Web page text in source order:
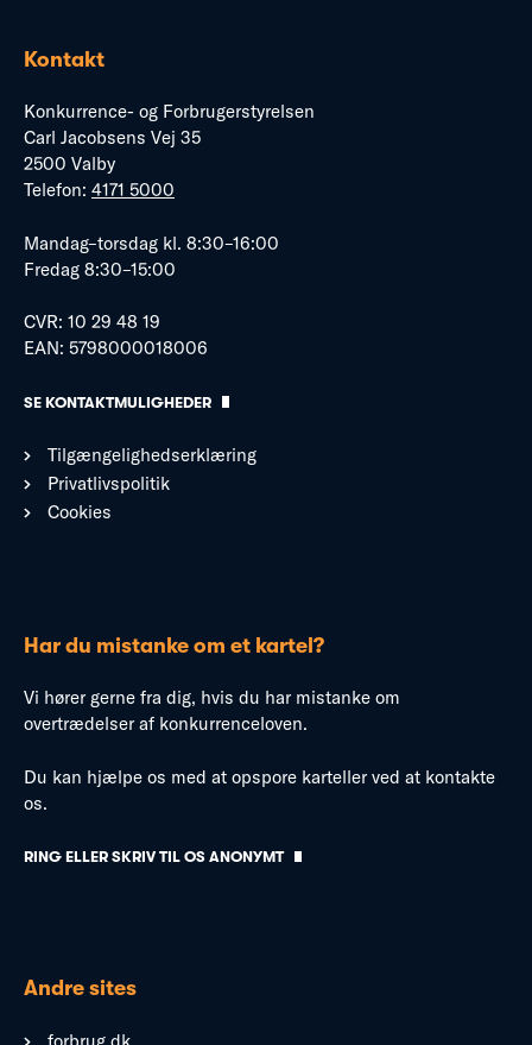
Kontakt
Konkurrence- og Forbrugerstyrelsen
Carl Jacobsens Vej 35
2500 Valby
Telefon: 4171 5000
Mandag–torsdag kl. 8:30–16:00
Fredag 8:30–15:00
CVR: 10 29 48 19
EAN: 5798000018006
SE KONTAKTMULIGHEDER
Tilgængelighedserklæring
Privatlivspolitik
Cookies
Har du mistanke om et kartel?
Vi hører gerne fra dig, hvis du har mistanke om
overtrædelser af konkurrenceloven.
Du kan hjælpe os med at opspore karteller ved at kontakte
os.
RING ELLER SKRIV TIL OS ANONYMT
Andre sites